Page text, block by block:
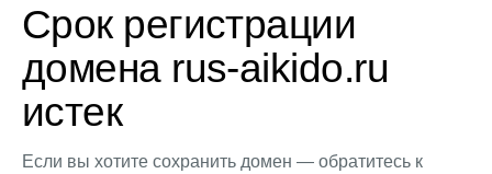
Срок регистрации
домена rus-aikido.ru
истек
Если вы хотите сохранить домен — обратитесь к